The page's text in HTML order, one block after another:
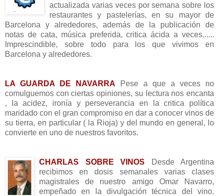
actualizada varias veces por semana sobre los
restaurantes y pastelerías, en su mayor de
Barcelona y alrededores, además de la publicación de
notas de cata, música preferida, critica ácida a veces......
Imprescindible, sobre todo para los que vivimos en
Barcelona y alrededores.
LA GUARDA DE NAVARRA
Pese a que a veces no
comulguemos con ciertas opiniones, su lectura nos encanta
, la acidez, ironía y perseverancia en la critica política
maridado con el gran compromiso en dar a conocer vinos de
su tierra, en particular ( la Rioja) y del mundo en general, lo
convierte en uno de nuestros favoritos.
CHARLAS SOBRE VINOS
Desde Argentina
recibimos en dosis semanales varias clases
magistrales de nuestro amigo Omar Navarro,
empeñado en la divulgación técnica del vino.